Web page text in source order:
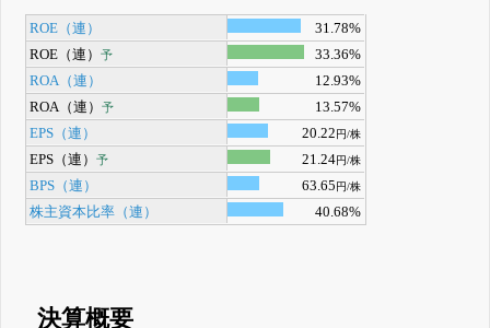
ROE（連）
31.78%
ROE（連）予
33.36%
ROA（連）
12.93%
ROA（連）予
13.57%
EPS（連）
20.22円/株
EPS（連）予 21.24円/株
BPS（連） 63.65円/株
株主資本比率（連） 40.68%
決算概要